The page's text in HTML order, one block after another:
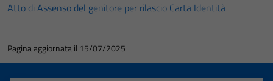
Atto di Assenso del genitore per rilascio Carta Identità
Pagina aggiornata il 15/07/2025